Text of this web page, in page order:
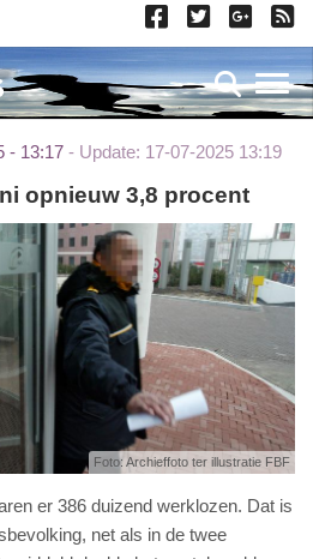
- 13:17 Update: 17-07-2025 13:19
opnieuw 3,8 procent
Foto: Archieffoto ter illustratie FBF
er 386 duizend werklozen. Dat is
net als in de twee